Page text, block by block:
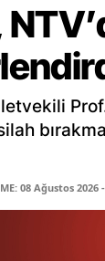
08 Ağustos 2026